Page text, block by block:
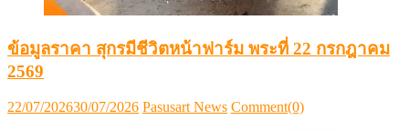
ข้อมูลราคา สุกรมีชีวิตหน้าฟาร์ม พระที่ 22 กรกฎาคม
2569
Posted
22/07/202630/07/2026 Author
Pasusart News Comment(0)